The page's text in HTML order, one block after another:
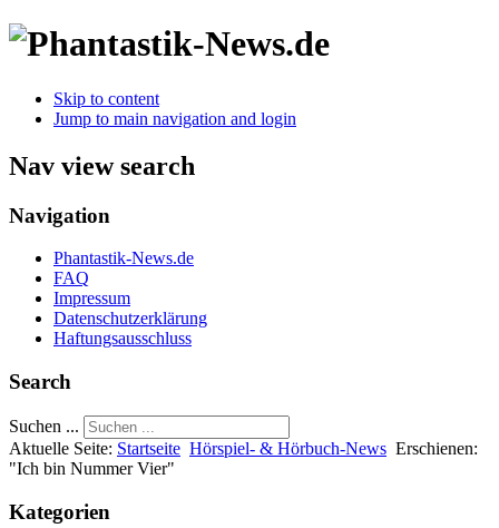
Skip to content
Jump to main navigation and login
Nav view search
Navigation
Phantastik-News.de
FAQ
Impressum
Datenschutzerklärung
Haftungsausschluss
Search
Suchen ...
Aktuelle Seite: Startseite Hörspiel- & Hörbuch-News Erschienen:
"Ich bin Nummer Vier"
Kategorien